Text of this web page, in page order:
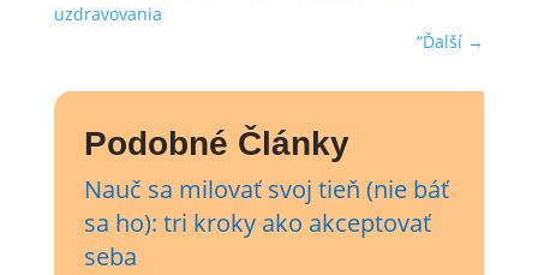
uzdravovania
“Ďalší →
Podobné Články
Nauč sa milovať svoj tieň (nie báť
sa ho): tri kroky ako akceptovať
seba